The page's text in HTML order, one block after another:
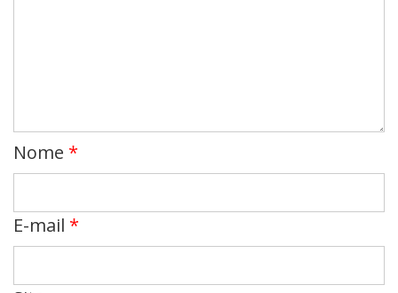
Nome *
E-mail *